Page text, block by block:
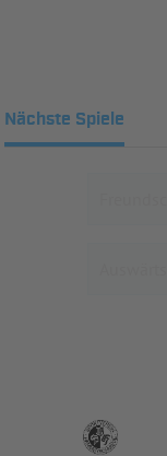
Nächste Spiele